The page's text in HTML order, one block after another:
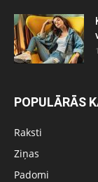
POPULĀRĀS
Raksti
Ziņas
Padomi